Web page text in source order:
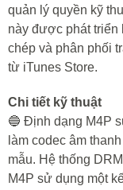
quản lý quyền kỹ
này được phát triển
chép và phân phối
từ iTunes Store.
Chi tiết kỹ thuật
🔵 Định dạng M4P
làm codec âm
mẫu. Hệ thống
M4P sử dụng một